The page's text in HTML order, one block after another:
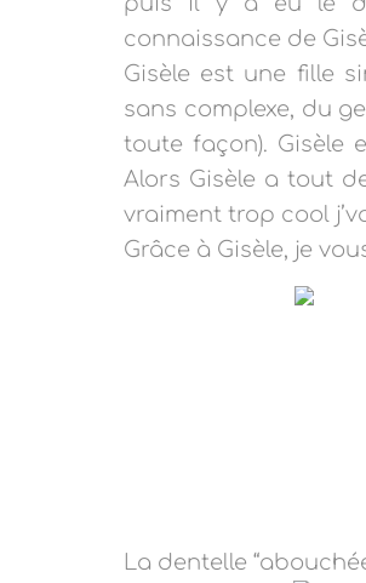
connaissance de
Gisèle est une fille
sans complexe, du
toute façon). Gisèle
Alors Gisèle a tout
vraiment trop cool
Grâce à Gisèle, je
La dentelle